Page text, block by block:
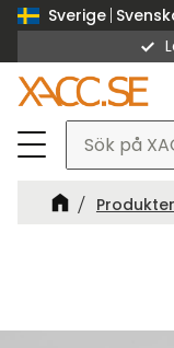
Sverige
Produkter